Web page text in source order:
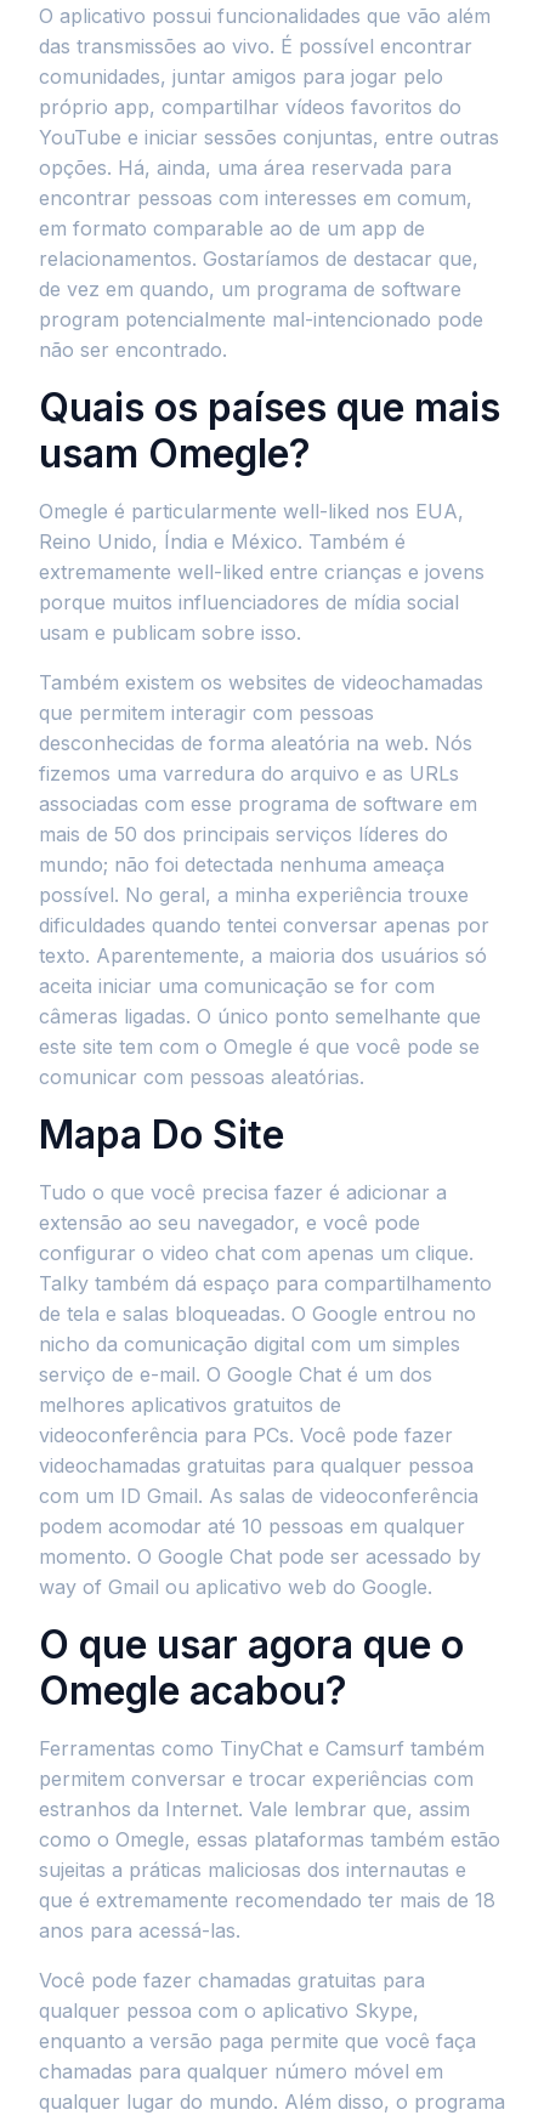
O aplicativo possui funcionalidades que vão além
das transmissões ao vivo. É possível encontrar
comunidades, juntar amigos para jogar pelo
próprio app, compartilhar vídeos favoritos do
YouTube e iniciar sessões conjuntas, entre outras
opções. Há, ainda, uma área reservada para
encontrar pessoas com interesses em comum,
em formato comparable ao de um app de
relacionamentos. Gostaríamos de destacar que,
de vez em quando, um programa de software
program potencialmente mal-intencionado pode
não ser encontrado.
Quais os países que mais
usam Omegle?
Omegle é particularmente well-liked nos EUA,
Reino Unido, Índia e México. Também é
extremamente well-liked entre crianças e jovens
porque muitos influenciadores de mídia social
usam e publicam sobre isso.
Também existem os websites de videochamadas
que permitem interagir com pessoas
desconhecidas de forma aleatória na web. Nós
fizemos uma varredura do arquivo e as URLs
associadas com esse programa de software em
mais de 50 dos principais serviços líderes do
mundo; não foi detectada nenhuma ameaça
possível. No geral, a minha experiência trouxe
dificuldades quando tentei conversar apenas por
texto. Aparentemente, a maioria dos usuários só
aceita iniciar uma comunicação se for com
câmeras ligadas. O único ponto semelhante que
este site tem com o Omegle é que você pode se
comunicar com pessoas aleatórias.
Mapa Do Site
Tudo o que você precisa fazer é adicionar a
extensão ao seu navegador, e você pode
configurar o video chat com apenas um clique.
Talky também dá espaço para compartilhamento
de tela e salas bloqueadas. O Google entrou no
nicho da comunicação digital com um simples
serviço de e-mail. O Google Chat é um dos
melhores aplicativos gratuitos de
videoconferência para PCs. Você pode fazer
videochamadas gratuitas para qualquer pessoa
com um ID Gmail. As salas de videoconferência
podem acomodar até 10 pessoas em qualquer
momento. O Google Chat pode ser acessado by
way of Gmail ou aplicativo web do Google.
O que usar agora que o
Omegle acabou?
Ferramentas como TinyChat e Camsurf também
permitem conversar e trocar experiências com
estranhos da Internet. Vale lembrar que, assim
como o Omegle, essas plataformas também estão
sujeitas a práticas maliciosas dos internautas e
que é extremamente recomendado ter mais de 18
anos para acessá-las.
Você pode fazer chamadas gratuitas para
qualquer pessoa com o aplicativo Skype,
enquanto a versão paga permite que você faça
chamadas para qualquer número móvel em
qualquer lugar do mundo. Além disso, o programa